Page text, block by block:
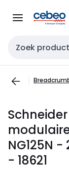
naar
naar
Zoekveld invoer
NG125N
- 18621